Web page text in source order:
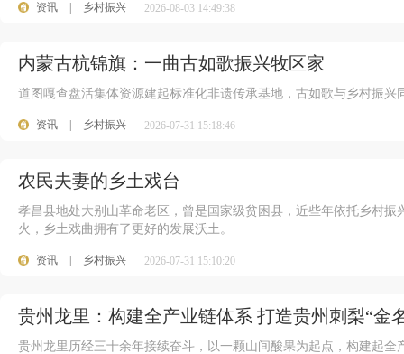
资讯 乡村振兴 2026-08-03 14:49:38
内蒙古杭锦旗：一曲古如歌振兴牧区家
道图嘎查盘活集体资源建起标准化非遗传承基地，古如歌与乡村振兴
资讯 乡村振兴 2026-07-31 15:18:46
农民夫妻的乡土戏台
孝昌县地处大别山革命老区，曾是国家级贫困县，近些年依托乡村
火，乡土戏曲拥有了更好的发展沃土。
资讯 乡村振兴 2026-07-31 15:10:20
贵州龙里：构建全产业链体系 打造贵州刺梨“金
贵州龙里历经三十余年接续奋斗，以一颗山间酸果为起点，构建起全